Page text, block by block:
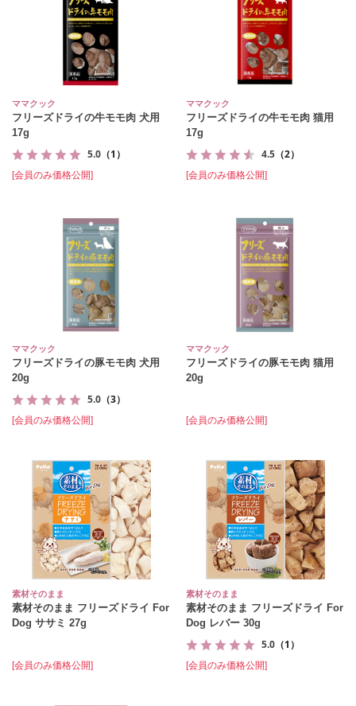
ママクック
フリーズドライの牛モモ肉 犬用
17g
5.0 （1）
[会員のみ価格公開]
ママクック
フリーズドライの牛モモ肉 猫用
17g
4.5 （2）
[会員のみ価格公開]
ママクック
フリーズドライの豚モモ肉 犬用
20g
5.0 （3）
[会員のみ価格公開]
ママクック
フリーズドライの豚モモ肉 猫用
20g
[会員のみ価格公開]
素材そのまま
素材そのまま フリーズドライ For
Dog ササミ 27g
[会員のみ価格公開]
素材そのまま
素材そのまま フリーズドライ For
Dog レバー 30g
5.0 （1）
[会員のみ価格公開]